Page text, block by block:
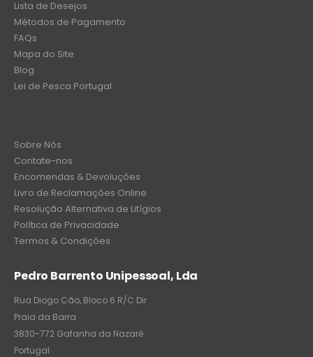
Lista de Desejos
Métodos de Pagamento
FAQs
Mapa do Site
Blog
Lei de Pesca Portugal
Sobre Nós
Contate-nos
Encomendas & Devoluções
Livro de Reclamações Online
Resolução Alternativa de Litígios
Política de Privacidade
Termos & Condições
Pedro Barrento Unipessoal, Lda
Rua Diogo Cão, Bloco 6 R/C Dir
Praia da Barra
3830-772 Gafanha da Nazaré
Portugal